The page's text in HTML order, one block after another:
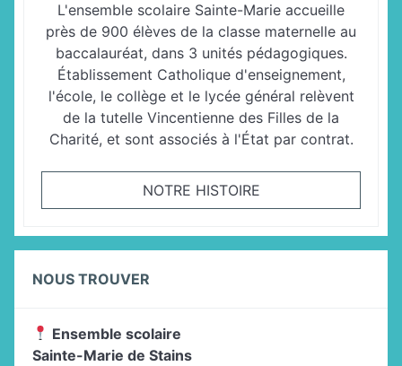
L'ensemble scolaire Sainte-Marie accueille
près de 900 élèves de la classe maternelle au
baccalauréat, dans 3 unités pédagogiques.
Établissement Catholique d'enseignement,
l'école, le collège et le lycée général relèvent
de la tutelle Vincentienne des Filles de la
Charité, et sont associés à l'État par contrat.
NOTRE HISTOIRE
NOUS TROUVER
Ensemble scolaire
Sainte-Marie de Stains